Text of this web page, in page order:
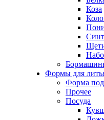
Коза
Формы для
Форма
Прочее
Посуда